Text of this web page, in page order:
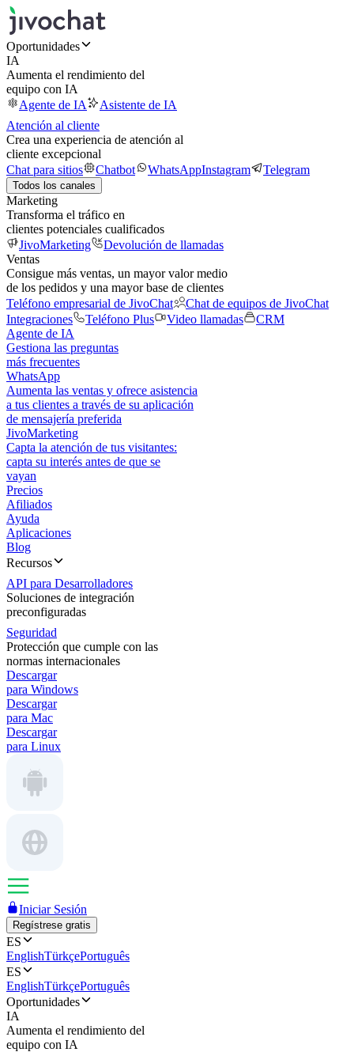
Oportunidades
IA
Aumenta el rendimiento del
equipo con IA
Agente de IA
Asistente de IA
Atención al cliente
Crea una experiencia de atención al
cliente excepcional
Chat para sitios
Chatbot WhatsAppInstagram Telegram
Todos los canales
Marketing
Transforma el tráfico en
clientes potenciales cualificados
JivoMarketing
Devolución de llamadas
Ventas
Consigue más ventas, un mayor valor medio
de los pedidos y una mayor base de clientes
Teléfono empresarial de JivoChat
Chat de equipos de JivoChat
Integraciones
Teléfono Plus Video llamadas
CRM
Agente de IA
Gestiona las preguntas
más frecuentes
WhatsApp
Aumenta las ventas y ofrece asistencia
a tus clientes a través de su aplicación
de mensajería preferida
JivoMarketing
Capta la atención de tus visitantes:
capta su interés antes de que se
vayan
Precios
Afiliados
Ayuda
Aplicaciones
Blog
Recursos
API para Desarrolladores
Soluciones de integración
preconfiguradas
Seguridad
Protección que cumple con las
normas internacionales
Descargar
para Windows
Descargar
para Mac
Descargar
para Linux
Iniciar Sesión
Regístrese gratis
ES
EnglishTürkçePortuguês
ES
EnglishTürkçePortuguês
Oportunidades
IA
Aumenta el rendimiento del
equipo con IA